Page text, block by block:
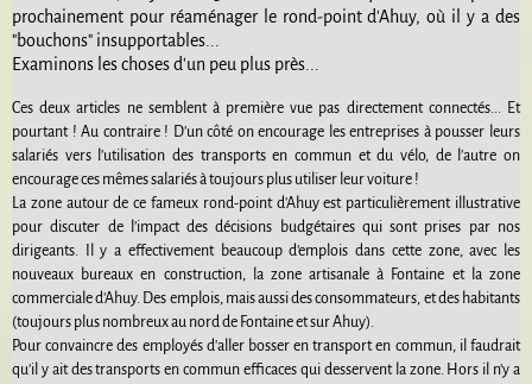
prochainement pour réaménager le rond-point d'Ahuy, où il y a des
"bouchons" insupportables...
Examinons les choses d'un peu plus près...
Ces deux articles ne semblent à première vue pas directement connectés... Et
pourtant ! Au contraire ! D'un côté on encourage les entreprises à pousser leurs
salariés vers l'utilisation des transports en commun et du vélo, de l'autre on
encourage ces mêmes salariés à toujours plus utiliser leur voiture !
La zone autour de ce fameux rond-point d'Ahuy est particulièrement illustrative
pour discuter de l'impact des décisions budgétaires qui sont prises par nos
dirigeants. Il y a effectivement beaucoup d'emplois dans cette zone, avec les
nouveaux bureaux en construction, la zone artisanale à Fontaine et la zone
commerciale d'Ahuy. Des emplois, mais aussi des consommateurs, et des habitants
(toujours plus nombreux au nord de Fontaine et sur Ahuy).
Pour convaincre des employés d'aller bosser en transport en commun, il faudrait
qu'il y ait des transports en commun efficaces qui desservent la zone. Hors il n'y a